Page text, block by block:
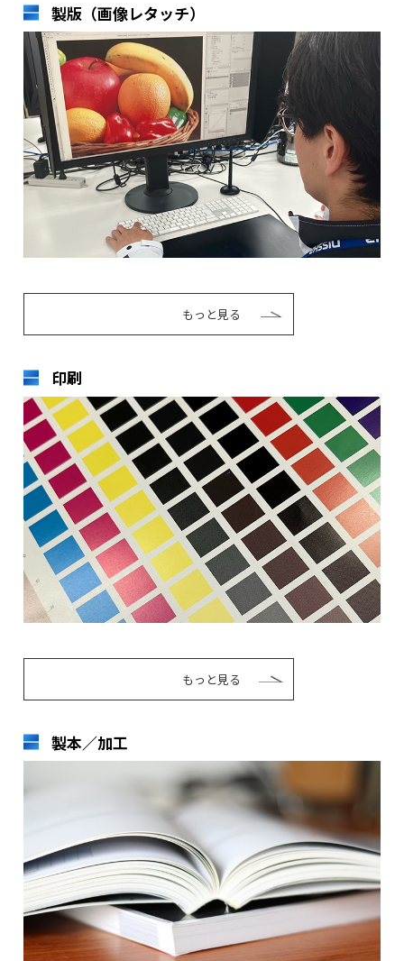
製版（画像レタッチ）
もっと見る
印刷
もっと見る
製本／加工